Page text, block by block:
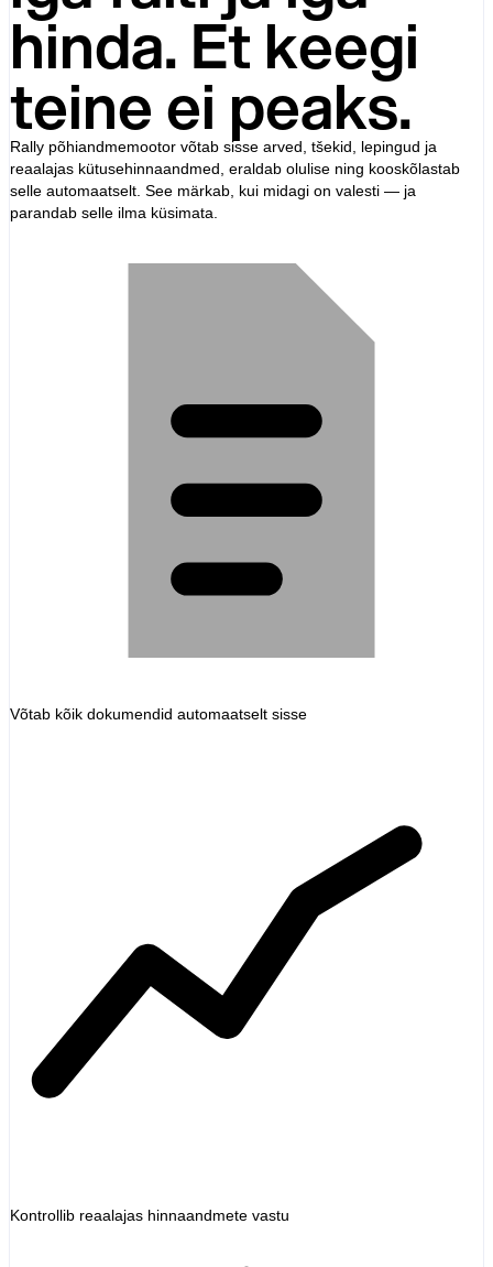
hinda. Et keegi
teine ei peaks.
Rally põhiandmemootor võtab sisse arved, tšekid, lepingud ja
reaalajas kütusehinnaandmed, eraldab olulise ning kooskõlastab
selle automaatselt. See märkab, kui midagi on valesti — ja
parandab selle ilma küsimata.
Võtab kõik dokumendid automaatselt sisse
Kontrollib reaalajas hinnaandmete vastu